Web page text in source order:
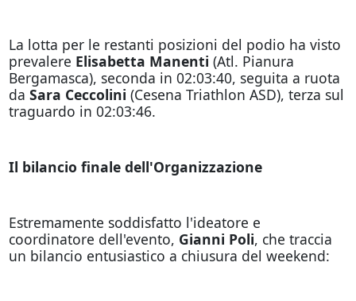
La lotta per le restanti posizioni del podio ha visto
prevalere Elisabetta Manenti (Atl. Pianura
Bergamasca), seconda in 02:03:40, seguita a ruota
da Sara Ceccolini (Cesena Triathlon ASD), terza sul
traguardo in 02:03:46.
Il bilancio finale dell'Organizzazione
Estremamente soddisfatto l'ideatore e
coordinatore dell'evento, Gianni Poli, che traccia
un bilancio entusiastico a chiusura del weekend: